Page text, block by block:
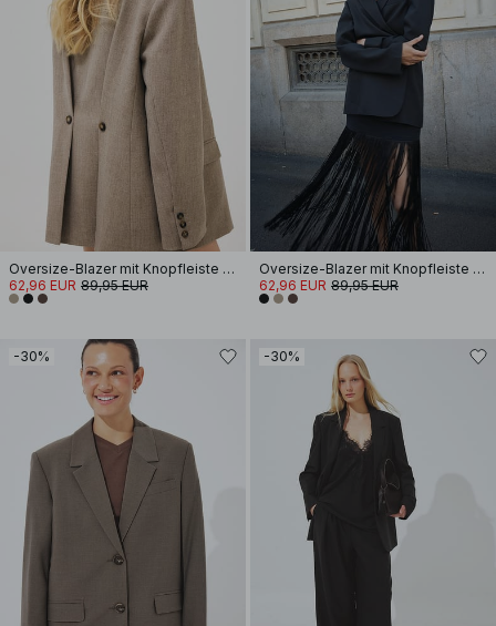
Oversize-Blazer mit Knopfleiste am Rücken
62,96 EUR 89,95 EUR
Oversize-Blazer mit Knopfleiste am Rücken
62,96 EUR 89,95 EUR
-30% -30%